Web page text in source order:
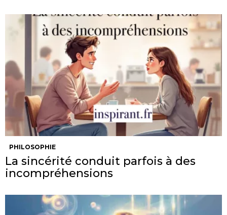
PHILOSOPHIE
La sincérité conduit parfois à des
incompréhensions